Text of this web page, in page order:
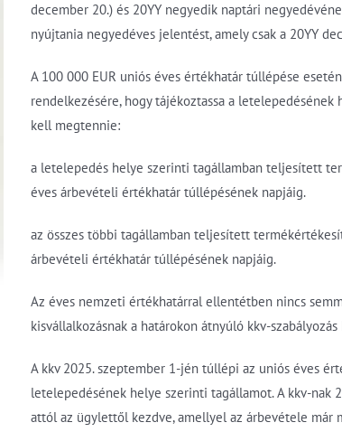
december 20.) és 20YY negyedik naptári
nyújtania negyedéves jelentést, amely csak a 20YY
A 100 000 EUR uniós éves értékhatár túllépése
rendelkezésére, hogy tájékoztassa a
kell megtennie:
a letelepedés helye szerinti tagállamban teljesített
éves árbevételi értékhatár túllépésének napjáig.
az összes többi tagállamban teljesített
árbevételi értékhatár túllépésének napjáig.
Az éves nemzeti értékhatárral ellentétben nincs
kisvállalkozásnak a határokon átnyúló kkv-
A kkv 2025. szeptember 1-jén túllépi az uniós éves
letelepedésének helye szerinti tagállamot. A kkv-nak
attól az ügylettől kezdve, amellyel az árbevétele már